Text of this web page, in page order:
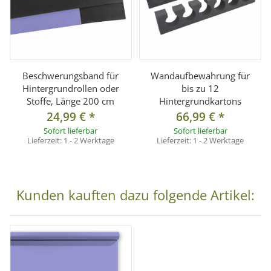
Versand auf Inseln oder ins Ausland. Die Zustellung
erfolgt per Spedition.Nachnahme ist nicht möglich.
angefertigtund gilt alsSonderanfertigung gemäß § 312g
Abs. 2 Nr. 1 BGB.
Ein Widerruf oder Umtausch ist nach Bestellung
ausgeschlossen.
Modell:
Hintergrundkarton Spice
Hochwertiger Karton (145 g/m²)
Länge:11 m
Beschwerungsband für
Hintergrundrollen oder
Stoffe, Länge 200 cm
24,99 €*
Sofort lieferbar
Lieferzeit: 1 - 2 Werktage
Wandaufbewahrung für
bis zu 12
Hintergrundkartons
66,99 €*
Sofort lieferbar
Lieferzeit: 1 - 2 Werktage
Kunden kauften dazu folgende Artikel: